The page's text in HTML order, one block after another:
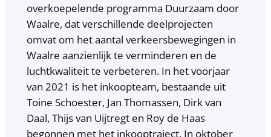
overkoepelende programma Duurzaam door
Waalre, dat verschillende deelprojecten
omvat om het aantal verkeersbewegingen in
Waalre aanzienlijk te verminderen en de
luchtkwaliteit te verbeteren. In het voorjaar
van 2021 is het inkoopteam, bestaande uit
Toine Schoester, Jan Thomassen, Dirk van
Daal, Thijs van Uijtregt en Roy de Haas
begonnen met het inkooptraject. In oktober